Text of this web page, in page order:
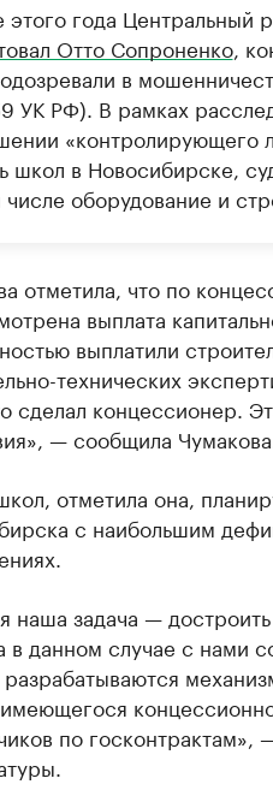
этого года Центральный
Отто Сопроненко,
в
УК РФ). В рамках
«контролирующего
школ в Новосибирске,
числе оборудование и
отметила, что по
выплата
выплатили
технических
сделал концессионер.
— сообщила Чумакова.
отметила она,
с наибольшим
наша задача —
в данном случае с нами
по госконтрактам»,